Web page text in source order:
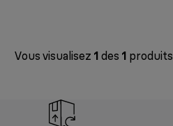
Vous visualisez 1 des 1 produits